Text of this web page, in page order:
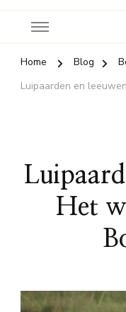
Home Blog
Luipaarden en
Het